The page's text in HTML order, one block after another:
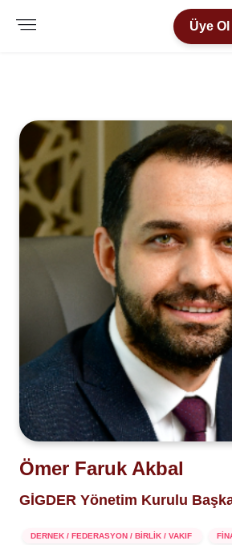
Üye Ol
Ömer Faruk Akbal
GİGDER Yönetim Kurulu
DERNEK / FEDERASYON / BİRLİK / VAKIF